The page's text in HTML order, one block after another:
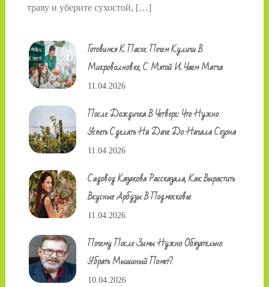
траву и уберите сухостой, […]
Готовимся К Пасхе. Печем Куличи В
Микроволновке, С Мятой И Чаем Матча
11.04.2026
После Дождичка В Четверг: Что Нужно
Успеть Сделать На Даче До Начала Сезона
11.04.2026
Садовод Казакова Рассказала, Как Вырастить
Вкусные Арбузы В Подмосковье
11.04.2026
Почему После Зимы Нужно Обязательно
Убрать Мышиный Помет?
10.04.2026